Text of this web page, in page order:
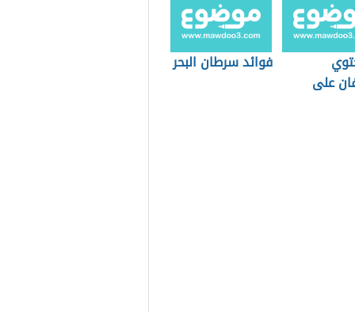
على
فوائد سرطان البحر